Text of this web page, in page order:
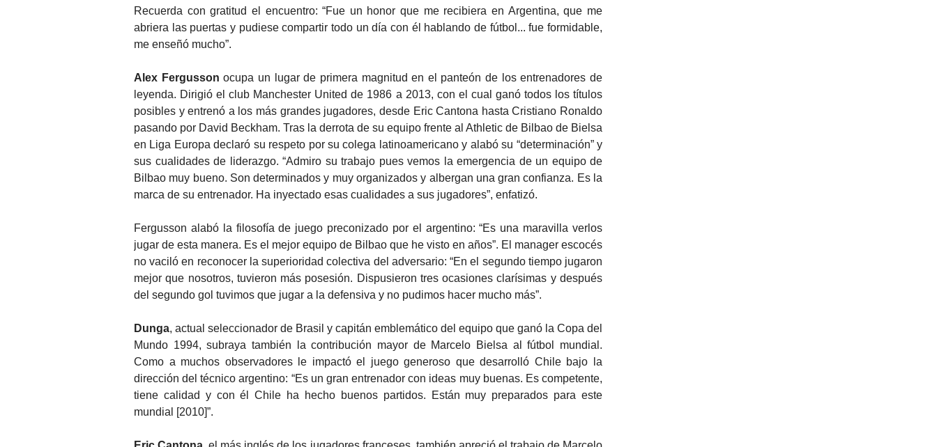
Recuerda con gratitud el encuentro: “Fue un honor que me recibiera en Argentina, que me
abriera las puertas y pudiese compartir todo un día con él hablando de fútbol... fue formidable,
me enseñó mucho”.
Alex Fergusson ocupa un lugar de primera magnitud en el panteón de los entrenadores de
leyenda. Dirigió el club Manchester United de 1986 a 2013, con el cual ganó todos los títulos
posibles y entrenó a los más grandes jugadores, desde Eric Cantona hasta Cristiano Ronaldo
pasando por David Beckham. Tras la derrota de su equipo frente al Athletic de Bilbao de Bielsa
en Liga Europa declaró su respeto por su colega latinoamericano y alabó su “determinación” y
sus cualidades de liderazgo. “Admiro su trabajo pues vemos la emergencia de un equipo de
Bilbao muy bueno. Son determinados y muy organizados y albergan una gran confianza. Es la
marca de su entrenador. Ha inyectado esas cualidades a sus jugadores”, enfatizó.
Fergusson alabó la filosofía de juego preconizado por el argentino: “Es una maravilla verlos
jugar de esta manera. Es el mejor equipo de Bilbao que he visto en años”. El manager escocés
no vaciló en reconocer la superioridad colectiva del adversario: “En el segundo tiempo jugaron
mejor que nosotros, tuvieron más posesión. Dispusieron tres ocasiones clarísimas y después
del segundo gol tuvimos que jugar a la defensiva y no pudimos hacer mucho más”.
Dunga, actual seleccionador de Brasil y capitán emblemático del equipo que ganó la Copa del
Mundo 1994, subraya también la contribución mayor de Marcelo Bielsa al fútbol mundial.
Como a muchos observadores le impactó el juego generoso que desarrolló Chile bajo la
dirección del técnico argentino: “Es un gran entrenador con ideas muy buenas. Es competente,
tiene calidad y con él Chile ha hecho buenos partidos. Están muy preparados para este
mundial [2010]”.